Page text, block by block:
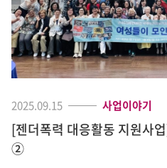
2025.09.15 사업이야기
[젠더폭력 대응활동 지원사
②